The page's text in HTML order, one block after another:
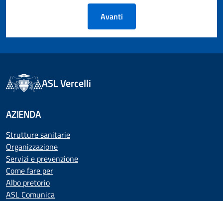
Avanti
ASL Vercelli
AZIENDA
Strutture sanitarie
Organizzazione
Servizi e prevenzione
Come fare per
Albo pretorio
ASL Comunica